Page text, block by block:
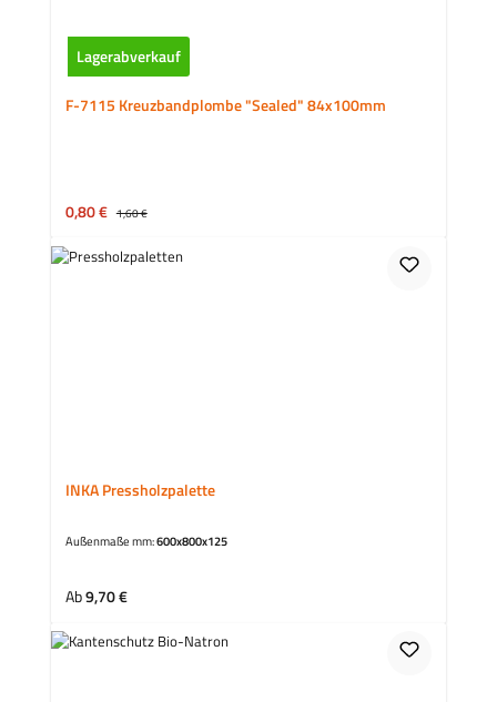
Lagerabverkauf
F-7115 Kreuzbandplombe "Sealed" 84x100mm
Verkaufspreis:
0,80 € Regulärer Preis:
1,60 €
INKA Pressholzpalette
Außenmaße mm:600x800x125
Regulärer Preis:
Ab9,70 €